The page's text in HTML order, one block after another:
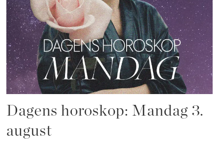
Dagens horoskop: Mandag 3.
august